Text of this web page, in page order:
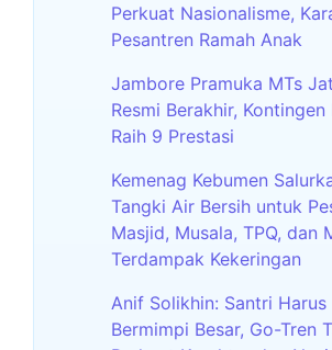
Perkuat Nasionalisme,
Pesantren Ramah Anak
Jambore Pramuka MTs
Resmi Berakhir, Kontingen
Raih 9 Prestasi
Kemenag Kebumen
Tangki Air Bersih untuk
Masjid, Musala, TPQ, dan
Terdampak Kekeringan
Anif Solikhin: Santri Harus
Bermimpi Besar, Go-Tren